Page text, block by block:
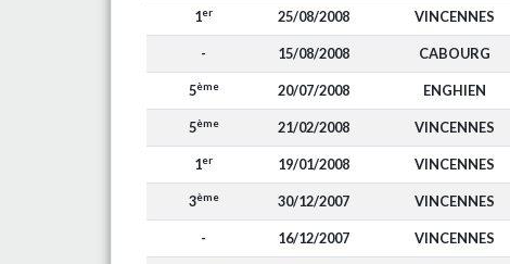
1er 25/08/2008 VINCENNES
- 15/08/2008 CABOURG
5ème 20/07/2008 ENGHIEN
5ème 21/02/2008 VINCENNES
1er 19/01/2008 VINCENNES
3ème 30/12/2007 VINCENNES
- 16/12/2007 VINCENNES